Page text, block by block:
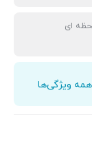
ای
ویژگی‌ها